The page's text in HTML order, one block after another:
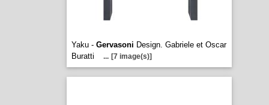
Yaku - Gervasoni Design. Gabriele et Oscar
Buratti
... [7 image(s)]